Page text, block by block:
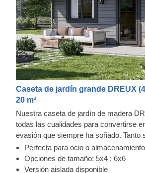
Caseta de jardín grande DREUX
20 m²
Nuestra caseta de jardín de madera
todas las cualidades para convertirse
evasión que siempre ha soñado. Tanto
lugar para relajarse como de un lugar
sus aficiones y actividades favoritas,
esta caseta de manera muy fácil. Por
Perfecta para ocio o almacenamiento
Opciones de tamaño: 5x4 ; 6x6
Versión aislada disponible